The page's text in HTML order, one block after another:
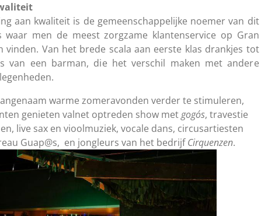
aan kwaliteit is de gemeenschappelijke noemer van dit
waar men de meest zorgzame klantenservice op Gran
vinden. Van het brede scala aan eerste klas drankjes tot
van een barman, die het verschil maken met andere
warme zomeravonden verder te stimuleren,
genieten valnet optreden show metgogós, travestie
live sax en vioolmuziek, vocale dans, circusartiesten
Guap@s, en jongleurs van het bedrijfCirquenzen.